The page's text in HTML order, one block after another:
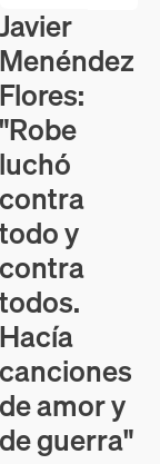
Contenido en vídeo
Javier
Menéndez
Flores:
"Robe
luchó
contra
todo y
contra
todos.
Hacía
canciones
de amor y
de guerra"